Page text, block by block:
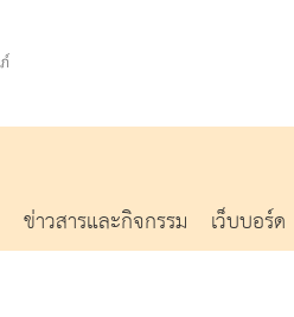
ข่าวสารและกิจกรรม เว็บบอร์ด